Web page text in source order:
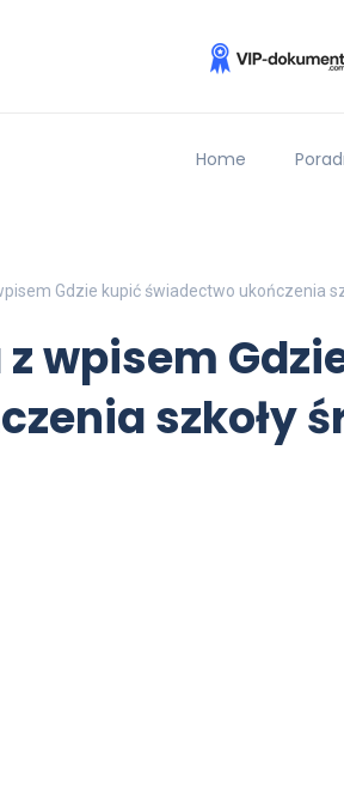
Home
Gdzie kupić świadectwo ukończenia
wpisem
szkoły